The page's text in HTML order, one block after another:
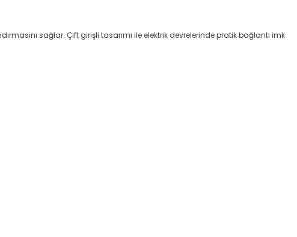
sağlar. Çift girişli tasarımı ile elektrik devrelerinde pratik bağlantı imk